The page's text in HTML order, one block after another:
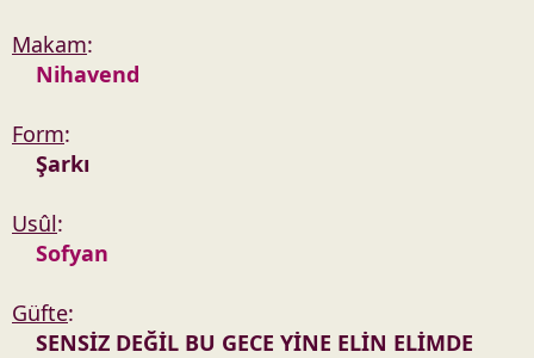
Makam:
Nihavend
Form:
Şarkı
Usûl:
Sofyan
Güfte:
SENSİZ DEĞİL BU GECE YİNE ELİN ELİMDE